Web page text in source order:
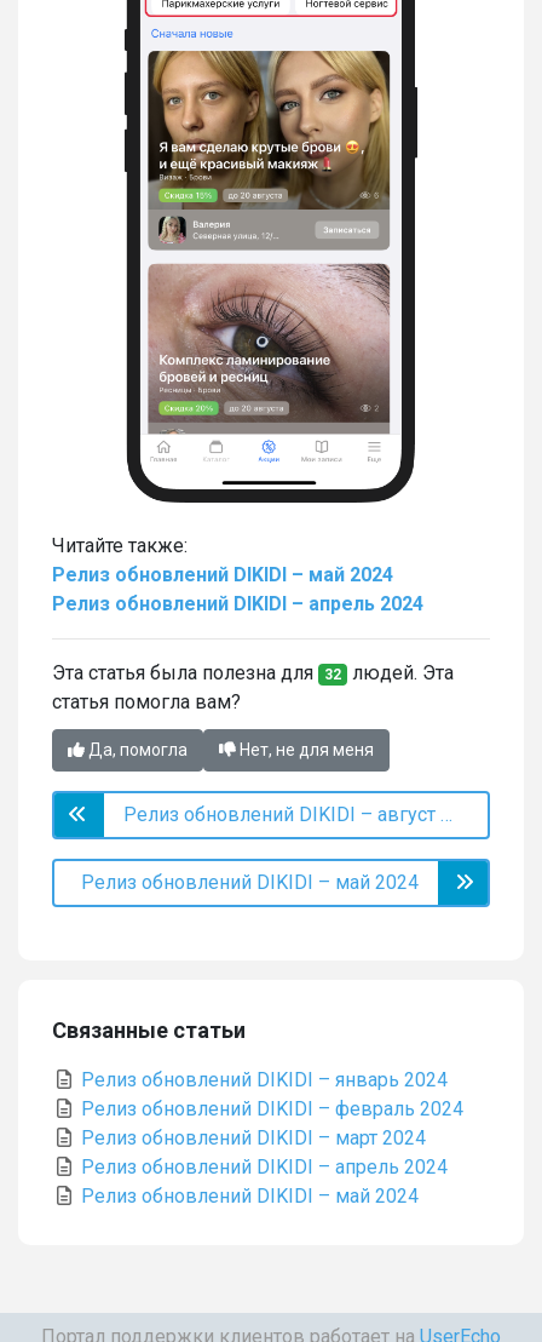
Читайте также:
Релиз обновлений DIKIDI – май 2024
Релиз обновлений DIKIDI – апрель 2024
Эта статья была полезна для 32 людей. Эта
статья помогла вам?
Да, помогла Нет, не для меня
Релиз обновлений DIKIDI – август 2024
Релиз обновлений DIKIDI – май 2024
Связанные статьи
Релиз обновлений DIKIDI – январь 2024
Релиз обновлений DIKIDI – февраль 2024
Релиз обновлений DIKIDI – март 2024
Релиз обновлений DIKIDI – апрель 2024
Релиз обновлений DIKIDI – май 2024
Портал поддержки клиентов работает на UserEcho